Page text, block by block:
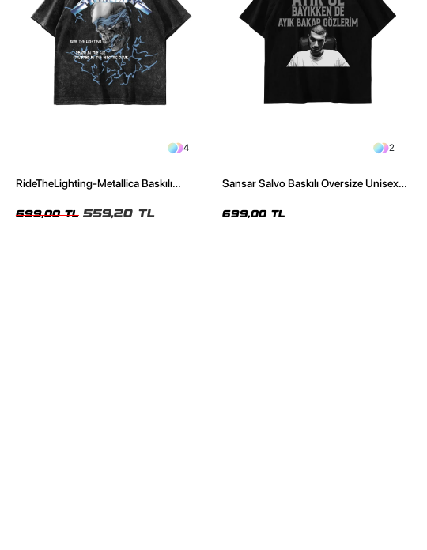
4
RideTheLighting-Metallica Baskılı
699,00 TL 559,20 TL
2
Sansar Salvo Baskılı Oversize Unisex
699,00 TL